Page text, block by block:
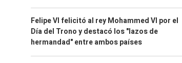
Felipe VI felicitó al rey Mohammed VI por el
Día del Trono y destacó los "lazos de
hermandad" entre ambos países